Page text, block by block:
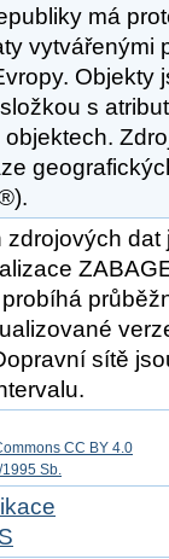
má
vytvářenými
Objekty
s
objektech.
zdrojových
sítě
CC BY 4.0
Sb.